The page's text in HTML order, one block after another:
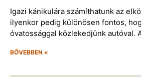
Igazi kánikulára számíthatunk az
ilyenkor pedig különösen fontos,
óvatossággal közlekedjünk autóval.
BŐVEBBEN »